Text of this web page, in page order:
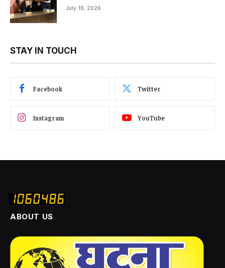
July 18, 2026
STAY IN TOUCH
Facebook Twitter
Instagram YouTube
ABOUT US